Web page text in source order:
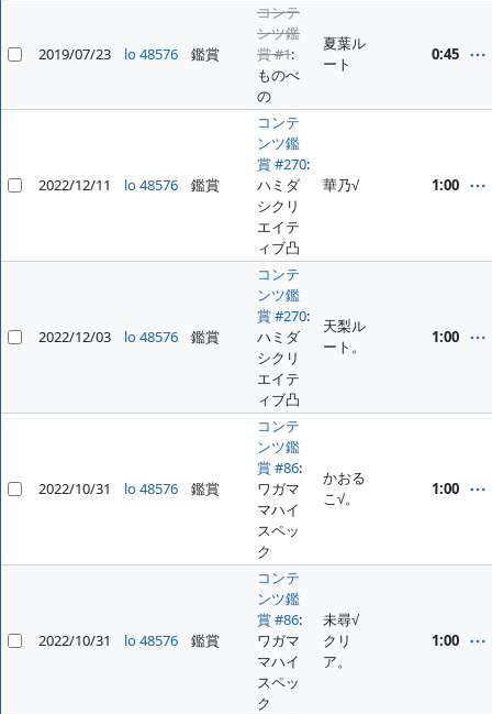
2019/07/23 lo 48576 鑑賞
コンテ
ンツ鑑
賞 #1:
ものべ
の
夏葉ル
ート
0:45
2022/12/11 lo 48576 鑑賞
コンテ
ンツ鑑
賞 #270:
ハミダ
シクリ
エイテ
ィブ凸
華乃√ 1:00
2022/12/03 lo 48576 鑑賞
コンテ
ンツ鑑
賞 #270:
ハミダ
シクリ
エイテ
ィブ凸
天梨ル
ート。
1:00
2022/10/31 lo 48576 鑑賞
コンテ
ンツ鑑
賞 #86:
ワガマ
マハイ
スペッ
ク
かおる
こ√。
1:00
2022/10/31 lo 48576 鑑賞
コンテ
ンツ鑑
賞 #86:
ワガマ
マハイ
スペッ
ク
未尋√
クリ
ア。
1:00